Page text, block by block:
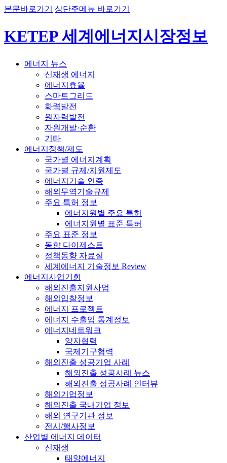
본문바로가기 상단주메뉴 바로가기
KETEP 세계에너지시장정보
에너지 뉴스
신재생 에너지
에너지효율
스마트그리드
화력발전
원자력발전
자원개발·순환
기타
에너지정책/제도
국가별 에너지계획
국가별 규제/지원제도
에너지기술 인증
해외무역기술규제
주요 특허 정보
에너지원별 주요 특허
에너지원별 표준 특허
주요 표준 정보
동향 다이제스트
정책동향 자료실
세계에너지 기술정보 Review
에너지사업기회
해외진출지원사업
해외입찰정보
에너지 프로젝트
에너지 수출입 통계정보
에너지네트워크
양자협력
국제기구협력
해외진출 성공기업 사례
해외진출 성공사례 뉴스
해외진출 성공사례 인터뷰
해외기업정보
해외진출 국내기업 정보
해외 연구기관 정보
전시/행사정보
산업별 에너지 데이터
신재생
태양에너지